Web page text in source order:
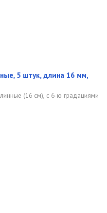
5 штук, длина 16 мм,
(16 см), с 6-ю градациями